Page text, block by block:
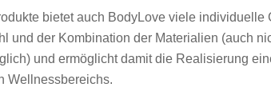
bietet auch BodyLove viele individuelle
und der Kombination der Materialien (auch
und ermöglicht damit die Realisierung
Wellnessbereichs.